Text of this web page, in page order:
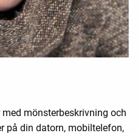
mönsterbeskrivning och
på din datorn, mobiltelefon,